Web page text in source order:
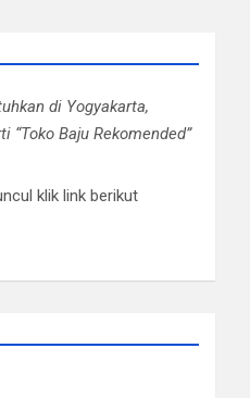
di Yogyakarta,
“Toko Baju Rekomended”
klik link berikut